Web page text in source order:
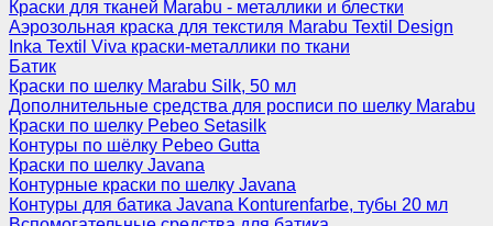
Краски для тканей Marabu - металлики и блестки
Аэрозольная краска для текстиля Marabu Textil Design
Inka Textil Viva краски-металлики по ткани
Батик
Краски по шелку Marabu Silk, 50 мл
Дополнительные средства для росписи по шелку Marabu
Краски по шелку Pebeo Setasilk
Контуры по шёлку Pebeo Gutta
Краски по шелку Javana
Контурные краски по шелку Javana
Контуры для батика Javana Konturenfarbe, тубы 20 мл